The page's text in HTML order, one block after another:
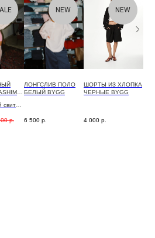
р.
NEW
ЛОНГСЛИВ ПОЛО
БЕЛЫЙ BYGG
6 500 р.
NEW
ШОРТЫ ИЗ ХЛОПКА
ЧЕРНЫЕ BYGG
4 000 р.